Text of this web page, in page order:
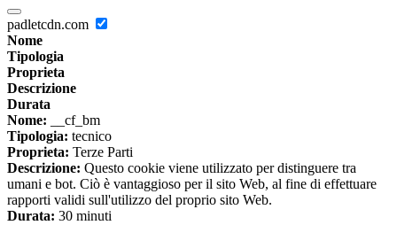
padletcdn.com
Nome
Tipologia
Proprieta
Descrizione
Durata
Nome: __cf_bm
Tipologia: tecnico
Proprieta: Terze Parti
Descrizione: Questo cookie viene utilizzato per distinguere tra
umani e bot. Ciò è vantaggioso per il sito Web, al fine di effettuare
rapporti validi sull'utilizzo del proprio sito Web.
Durata: 30 minuti